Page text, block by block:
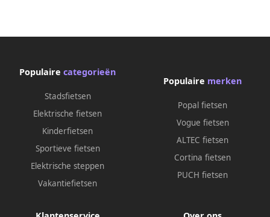
Populaire categorieën
Stadsfietsen
Elektrische fietsen
Kinderfietsen
Sportieve fietsen
Elektrische steppen
Vakantiefietsen
Populaire merken
Popal fietsen
Vogue fietsen
ALTEC fietsen
Cortina fietsen
PUCH fietsen